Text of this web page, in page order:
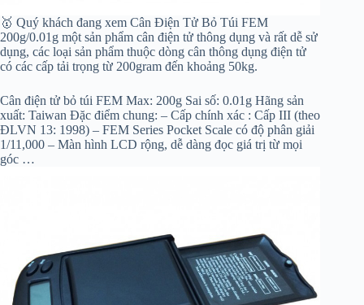
🥇 Quý khách đang xem Cân Điện Tử Bỏ Túi FEM
200g/0.01g một sản phẩm cân điện tử thông dụng và rất dễ sử
dụng, các loại sản phẩm thuộc dòng cân thông dụng điện tử
có các cấp tải trọng từ 200gram đến khoảng 50kg.
Cân điện tử bỏ túi FEM Max: 200g Sai số: 0.01g Hãng sản
xuất: Taiwan Đặc điểm chung: – Cấp chính xác : Cấp III (theo
ĐLVN 13: 1998) – FEM Series Pocket Scale có độ phân giải
1/11,000 – Màn hình LCD rộng, dễ dàng đọc giá trị từ mọi
góc …